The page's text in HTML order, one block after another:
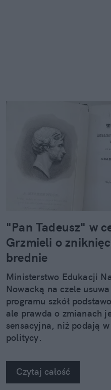
"Pan Tadeusz" w
Grzmieli o
brednie
Ministerstwo Edukacji
Nowacką na czele
programu szkół
ale prawda o zmianach
sensacyjna, niż podają
politycy.
Czytaj całość